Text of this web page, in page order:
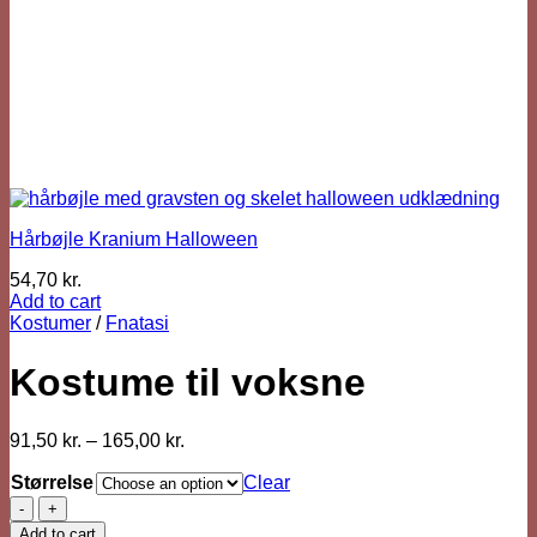
Hårbøjle Kranium Halloween
54,70 kr.
Add to cart
Kostumer / Fnatasi
Kostume til voksne
91,50 kr. – 165,00 kr.
Størrelse
Clear
Kostume
til